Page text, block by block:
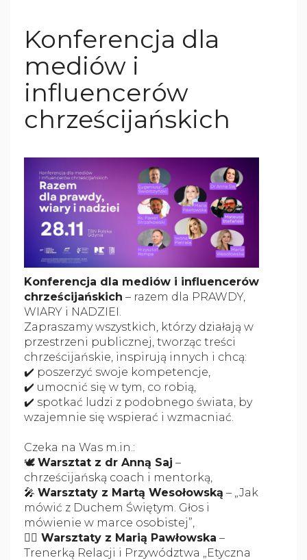
Konferencja dla
mediów i
influencerów
chrześcijańskich
Konferencja dla mediów i influencerów
chrześcijańskich – razem dla PRAWDY,
WIARY i NADZIEI.
Zapraszamy wszystkich, którzy działają w
przestrzeni publicznej, tworząc treści
chrześcijańskie, inspirują innych i chcą:
✔️ poszerzyć swoje kompetencje,
✔️ umocnić się w tym, co robią,
✔️ spotkać ludzi z podobnego świata, by
wzajemnie się wspierać i wzmacniać.
Czeka na Was m.in.:
🕊️ Warsztat z dr Anną Saj –
chrześcijańską coach i mentorką,
🎤 Warsztaty z Martą Wesołowską – „Jak
mówić z Duchem Świętym. Głos i
mówienie w marce osobistej”,
✍🏻 Warsztaty z Marią Pawłowska –
Trenerką Relacji i Przywództwa „Etyczna